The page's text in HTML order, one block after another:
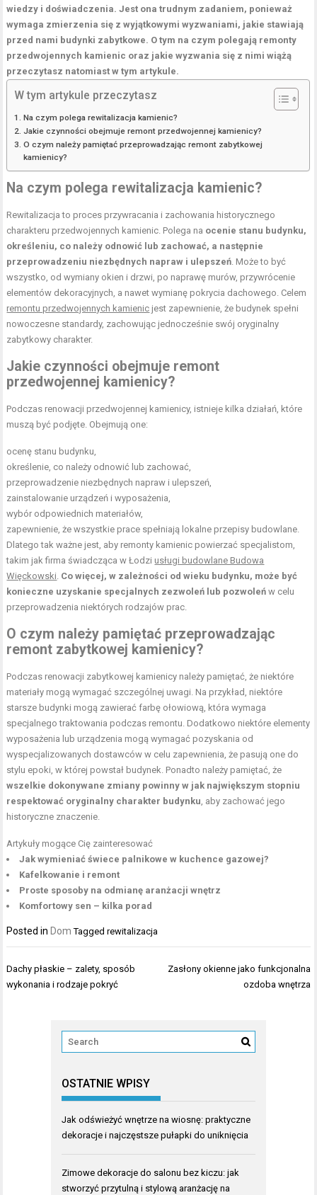
wiedzy i doświadczenia. Jest ona trudnym zadaniem, ponieważ
wymaga zmierzenia się z wyjątkowymi wyzwaniami, jakie stawiają
przed nami budynki zabytkowe. O tym na czym polegają remonty
przedwojennych kamienic oraz jakie wyzwania się z nimi wiążą
przeczytasz natomiast w tym artykule.
W tym artykule przeczytasz
Na czym polega rewitalizacja kamienic?
Jakie czynności obejmuje remont przedwojennej kamienicy?
O czym należy pamiętać przeprowadzając remont zabytkowej
kamienicy?
Na czym polega rewitalizacja kamienic?
Rewitalizacja to proces przywracania i zachowania historycznego
charakteru przedwojennych kamienic. Polega na ocenie stanu budynku,
określeniu, co należy odnowić lub zachować, a następnie
przeprowadzeniu niezbędnych napraw i ulepszeń. Może to być
wszystko, od wymiany okien i drzwi, po naprawę murów, przywrócenie
elementów dekoracyjnych, a nawet wymianę pokrycia dachowego. Celem
remontu przedwojennych kamienic jest zapewnienie, że budynek spełni
nowoczesne standardy, zachowując jednocześnie swój oryginalny
zabytkowy charakter.
Jakie czynności obejmuje remont
przedwojennej kamienicy?
Podczas renowacji przedwojennej kamienicy, istnieje kilka działań, które
muszą być podjęte. Obejmują one:
ocenę stanu budynku,
określenie, co należy odnowić lub zachować,
przeprowadzenie niezbędnych napraw i ulepszeń,
zainstalowanie urządzeń i wyposażenia,
wybór odpowiednich materiałów,
zapewnienie, że wszystkie prace spełniają lokalne przepisy budowlane.
Dlatego tak ważne jest, aby remonty kamienic powierzać specjalistom,
takim jak firma świadcząca w Łodzi usługi budowlane Budowa
Więckowski. Co więcej, w zależności od wieku budynku, może być
konieczne uzyskanie specjalnych zezwoleń lub pozwoleńw celu
przeprowadzenia niektórych rodzajów prac.
O czym należy pamiętać przeprowadzając
remont zabytkowej kamienicy?
Podczas renowacji zabytkowej kamienicy należy pamiętać, że niektóre
materiały mogą wymagać szczególnej uwagi. Na przykład, niektóre
starsze budynki mogą zawierać farbę ołowiową, która wymaga
specjalnego traktowania podczas remontu. Dodatkowo niektóre elementy
wyposażenia lub urządzenia mogą wymagać pozyskania od
wyspecjalizowanych dostawców w celu zapewnienia, że pasują one do
stylu epoki, w której powstał budynek. Ponadto należy pamiętać, że
wszelkie dokonywane zmiany powinny w jak największym stopniu
respektować oryginalny charakter budynku, aby zachować jego
historyczne znaczenie.
Artykuły mogące Cię zainteresować
Jak wymieniać świece palnikowe w kuchence gazowej?
Kafelkowanie i remont
Proste sposoby na odmianę aranżacji wnętrz
Komfortowy sen – kilka porad
Posted in Dom Taggedrewitalizacja
Nawigacja
wpisu
Dachy płaskie – zalety, sposób
wykonania i rodzaje pokryć
Zasłony okienne jako funkcjonalna
ozdoba wnętrza
OSTATNIE WPISY
Jak odświeżyć wnętrze na wiosnę: praktyczne
dekoracje i najczęstsze pułapki do uniknięcia
Zimowe dekoracje do salonu bez kiczu: jak
stworzyć przytulną i stylową aranżację na